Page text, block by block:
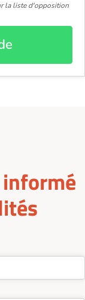
la liste d'opposition
informé